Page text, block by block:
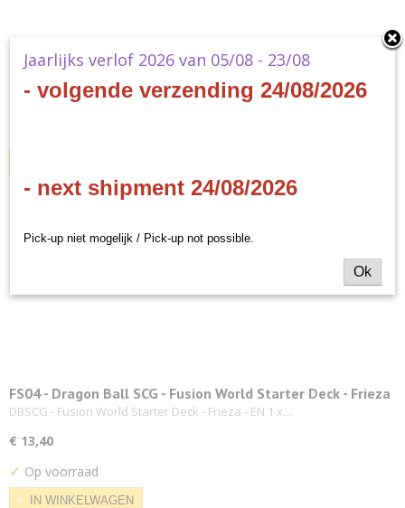
B26 - Dragon Ball SCG - Ultimate Advent Booster Box
B26 - Dragon Ball SCG - Ultimate Advent Booster Box - EN- 24…
€ 480,00
FS04 - Dragon Ball SCG - Fusion World Starter Deck - Frieza
DBSCG - Fusion World Starter Deck - Frieza - EN 1 x…
€ 13,40
✓ Op voorraad
IN WINKELWAGEN
Jaarlijks verlof 2026 van 05/08 - 23/08
- volgende verzending 24/08/2026
- next shipment 24/08/2026
Pick-up niet mogelijk / Pick-up not possible.
Ok